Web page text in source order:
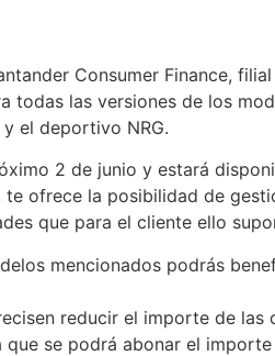
Consumer Finance,
todas las versiones de los
el deportivo NRG.
2 de junio y estará
ofrece la posibilidad de
que para el cliente ello
mencionados podrás
reducir el importe de
se podrá abonar el